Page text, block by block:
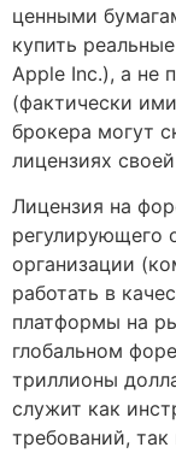
ценными
купить
Apple Inc.), а не
(фактически
брокера могут
лицензиях
Лицензия на
регулирующего
организации
работать в
платформы на
глобальном
триллионы
служит как
требований,